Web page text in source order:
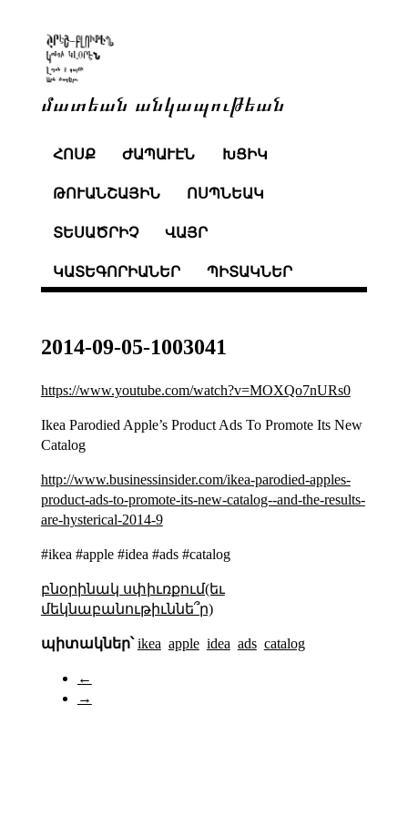
մատեան անկապութեան
ՀՈՍՔ ԺԱՊԱՒԷՆ ԽՑԻԿ
ԹՈՒԱՆՇԱՅԻՆ ՈՍՊՆԵԱԿ
ՏԵՍԱԾՐԻՉ ՎԱՅՐ
ԿԱՏԵԳՈՐԻԱՆԵՐ ՊԻՏԱԿՆԵՐ
2014-09-05-1003041
https://www.youtube.com/watch?v=MOXQo7nURs0
Ikea Parodied Apple’s Product Ads To Promote Its New
Catalog
http://www.businessinsider.com/ikea-parodied-apples-
product-ads-to-promote-its-new-catalog--and-the-results-
are-hysterical-2014-9
#ikea #apple #idea #ads #catalog
բնօրինակ սփիւռքում(եւ
մեկնաբանութիւննե՞ր)
պիտակներ՝ ikea apple idea ads catalog
←
→